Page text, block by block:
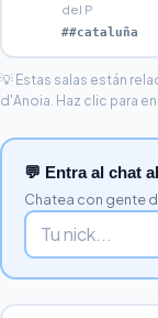
del P
##cataluña
💡 Estas salas están
d'Anoia. Haz clic para
💬 Entra al chat
Chatea con gente